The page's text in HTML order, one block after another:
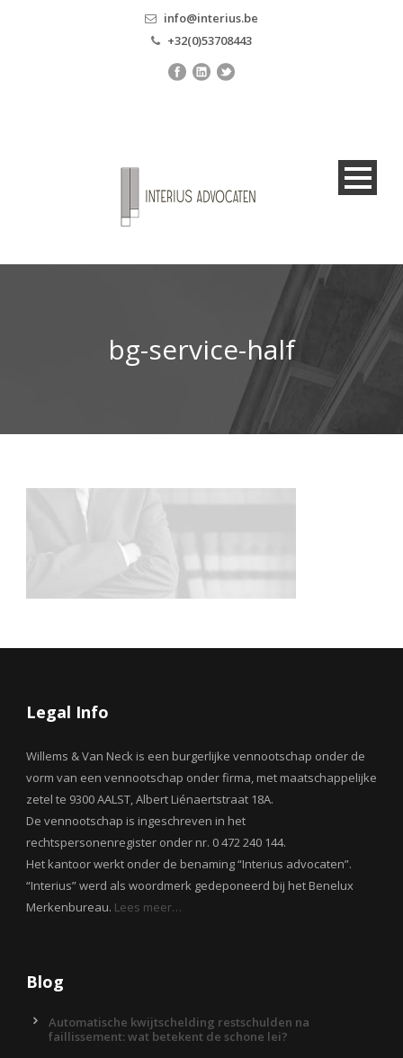
info@interius.be
+32(0)53708443
bg-service-half
Legal Info
Willems & Van Neck is een burgerlijke vennootschap onder de
vorm van een vennootschap onder firma, met maatschappelijke
zetel te 9300 AALST, Albert Liénaertstraat 18A.
De vennootschap is ingeschreven in het
rechtspersonenregister onder nr. 0 472 240 144.
Het kantoor werkt onder de benaming “Interius advocaten”.
“Interius” werd als woordmerk gedeponeerd bij het Benelux
Merkenbureau. Lees meer…
Blog
Automatische kwijtschelding restschulden na
faillissement: wat betekent de schone lei?